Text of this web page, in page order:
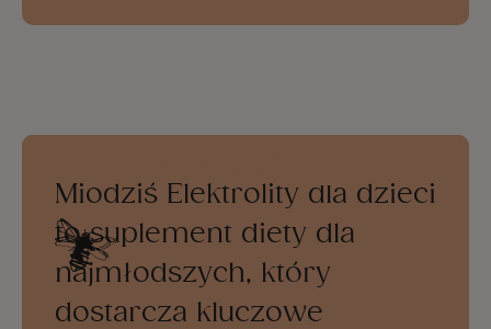
Miodziś Elektrolity dla dzieci
to suplement diety dla
najmłodszych, który
dostarcza kluczowe